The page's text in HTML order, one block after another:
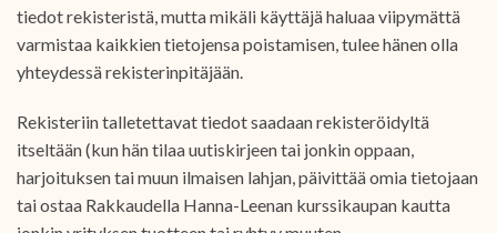
tiedot rekisteristä, mutta mikäli käyttäjä haluaa viipymättä
varmistaa kaikkien tietojensa poistamisen, tulee hänen olla
yhteydessä rekisterinpitäjään.
Rekisteriin talletettavat tiedot saadaan rekisteröidyltä
itseltään (kun hän tilaa uutiskirjeen tai jonkin oppaan,
harjoituksen tai muun ilmaisen lahjan, päivittää omia tietojaan
tai ostaa Rakkaudella Hanna-Leenan kurssikaupan kautta